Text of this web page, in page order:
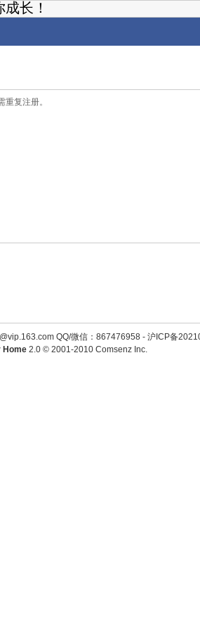
长！
复注册。
QQ/微信：867476958- 沪ICP备
Home 2.0© 2001-2010 Comsenz Inc.